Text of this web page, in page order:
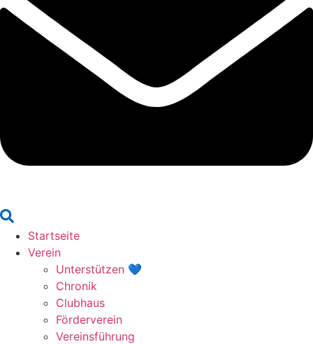
Startseite
Verein
Unterstützen 💙
Chronik
Clubhaus
Förderverein
Vereinsführung